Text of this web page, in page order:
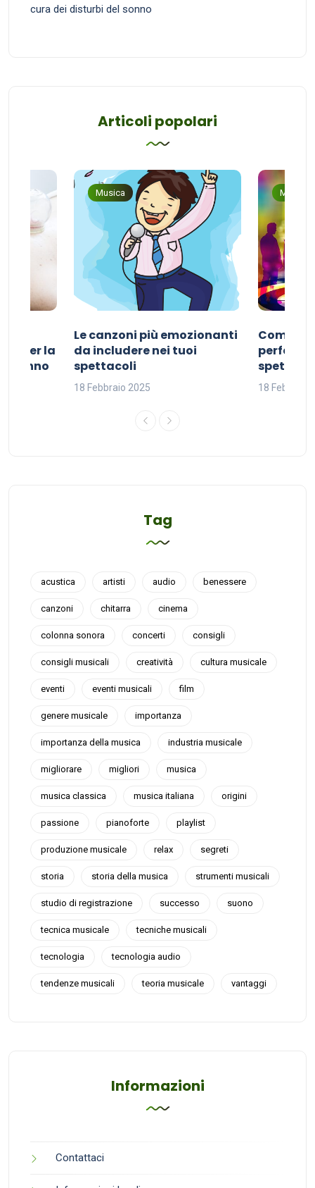
cura dei disturbi del sonno
Articoli popolari
per la
sonno
Musica
Le canzoni più emozionanti
da includere nei tuoi
spettacoli
18 Febbraio 2025
Musica
Come
perfetta
18 Febbraio
Tag
acustica artisti audio benessere
canzoni chitarra cinema
colonna sonora concerti consigli
consigli musicali creatività cultura musicale
eventi eventi musicali film
genere musicale importanza
importanza della musica industria musicale
migliorare migliori musica
musica classica musica italiana origini
passione pianoforte playlist
produzione musicale relax segreti
storia storia della musica strumenti musicali
studio di registrazione successo suono
tecnica musicale tecniche musicali
tecnologia tecnologia audio
tendenze musicali teoria musicale vantaggi
Informazioni
Contattaci